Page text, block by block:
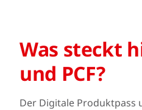
Was steckt
und PCF?
Der Digitale Produktpass